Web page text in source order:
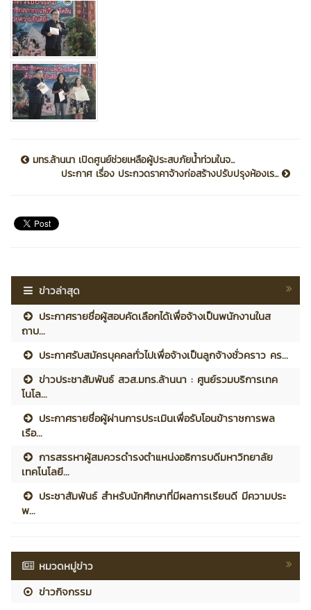
มทร.ล้านนา เปิดศูนย์ช่วยเหลือผู้ประสบภัยน้ำท่วมในจ...
ประกาศ เรื่อง ประกวดราคาจ้างก่อสร้างปรับปรุงห้องเร...
ข่าวล่าสุด
ประกาศรายชื่อผู้สอบคัดเลือกได้เพื่อจ้างเป็นพนักงานในส
ถาบ...
ประกาศรับสมัครบุคคลทั่วไปเพื่อจ้างเป็นลูกจ้างชั่วคราว คร...
ข่าวประชาสัมพันธ์ สวส.มทร.ล้านนา : ศูนย์รวมบริการเทค
โนโล...
ประกาศรายชื่อผู้ผ่านการประเมินเพื่อรับโอนข้าราชการพล
เรือ...
การสรรหาผู้สมควรดำรงตำแหน่งอธิการบดีมหาวิทยาลัย
เทคโนโลยี...
ประชาสัมพันธ์ สำหรับนักศึกษาที่มีผลการเรียนดี มีความประ
พ...
หมวดหมู่ข่าว
ข่าวกิจกรรม